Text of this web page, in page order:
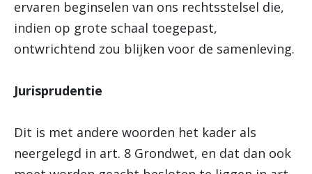
ervaren beginselen van ons rechtsstelsel die,
indien op grote schaal toegepast,
ontwrichtend zou blijken voor de samenleving.
Jurisprudentie
Dit is met andere woorden het kader als
neergelegd in art. 8 Grondwet, en dat dan ook